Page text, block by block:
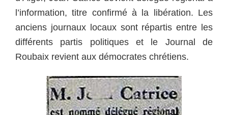
l’information, titre confirmé à la libération. Les
anciens journaux locaux sont répartis entre les
différents partis politiques et le Journal de
Roubaix revient aux démocrates chrétiens.